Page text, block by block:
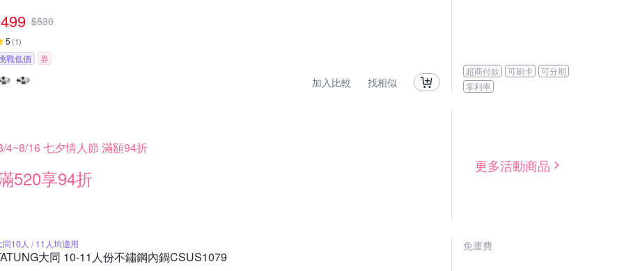
499 $530
5 (1)
戰低價 券
加入比較 找相似
超商付款 可刷卡
可分期
零利率
4~8/16 七夕情人節 滿額94折
520享94折
更多活動商品
同10人 / 11人均適用
大同 10-11人份不鏽鋼內鍋CSUS1079
免運費